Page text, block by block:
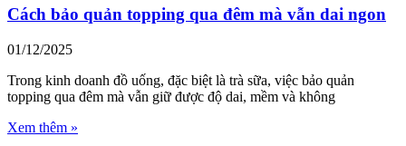
Cách bảo quản topping qua đêm mà vẫn dai ngon
01/12/2025
Trong kinh doanh đồ uống, đặc biệt là trà sữa, việc bảo quản
topping qua đêm mà vẫn giữ được độ dai, mềm và không
Xem thêm »